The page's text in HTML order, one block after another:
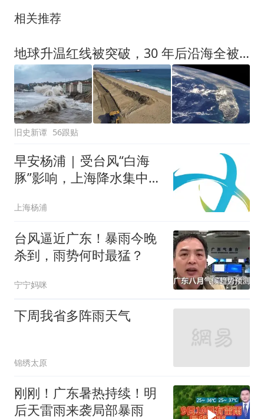
相关推荐
地球升温红线被突破，30 年后沿海全被淹没，普通人还能去哪住？
旧史新谭 56跟贴
早安杨浦 | 受台风“白海
豚”影响，上海降水集中时
上海杨浦
台风逼近广东！暴雨今晚
杀到，雨势何时最猛？
宁宁妈咪
下周我省多阵雨天气
锦绣太原
刚刚！广东暑热持续！明
后天雷雨来袭局部暴雨